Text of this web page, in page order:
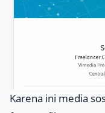
Karena ini media